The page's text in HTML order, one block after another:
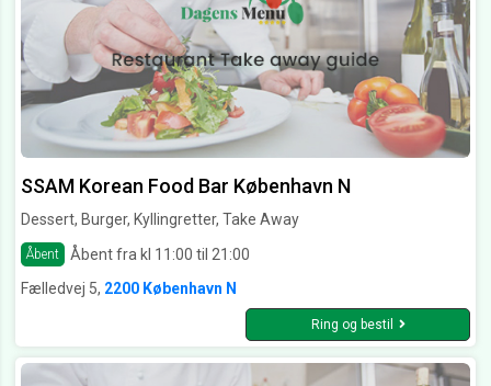
SSAM Korean Food Bar København N
Dessert, Burger, Kyllingretter, Take Away
Åbent
Åbent fra kl 11:00 til 21:00
Fælledvej 5, 2200 København N
Ring og bestil